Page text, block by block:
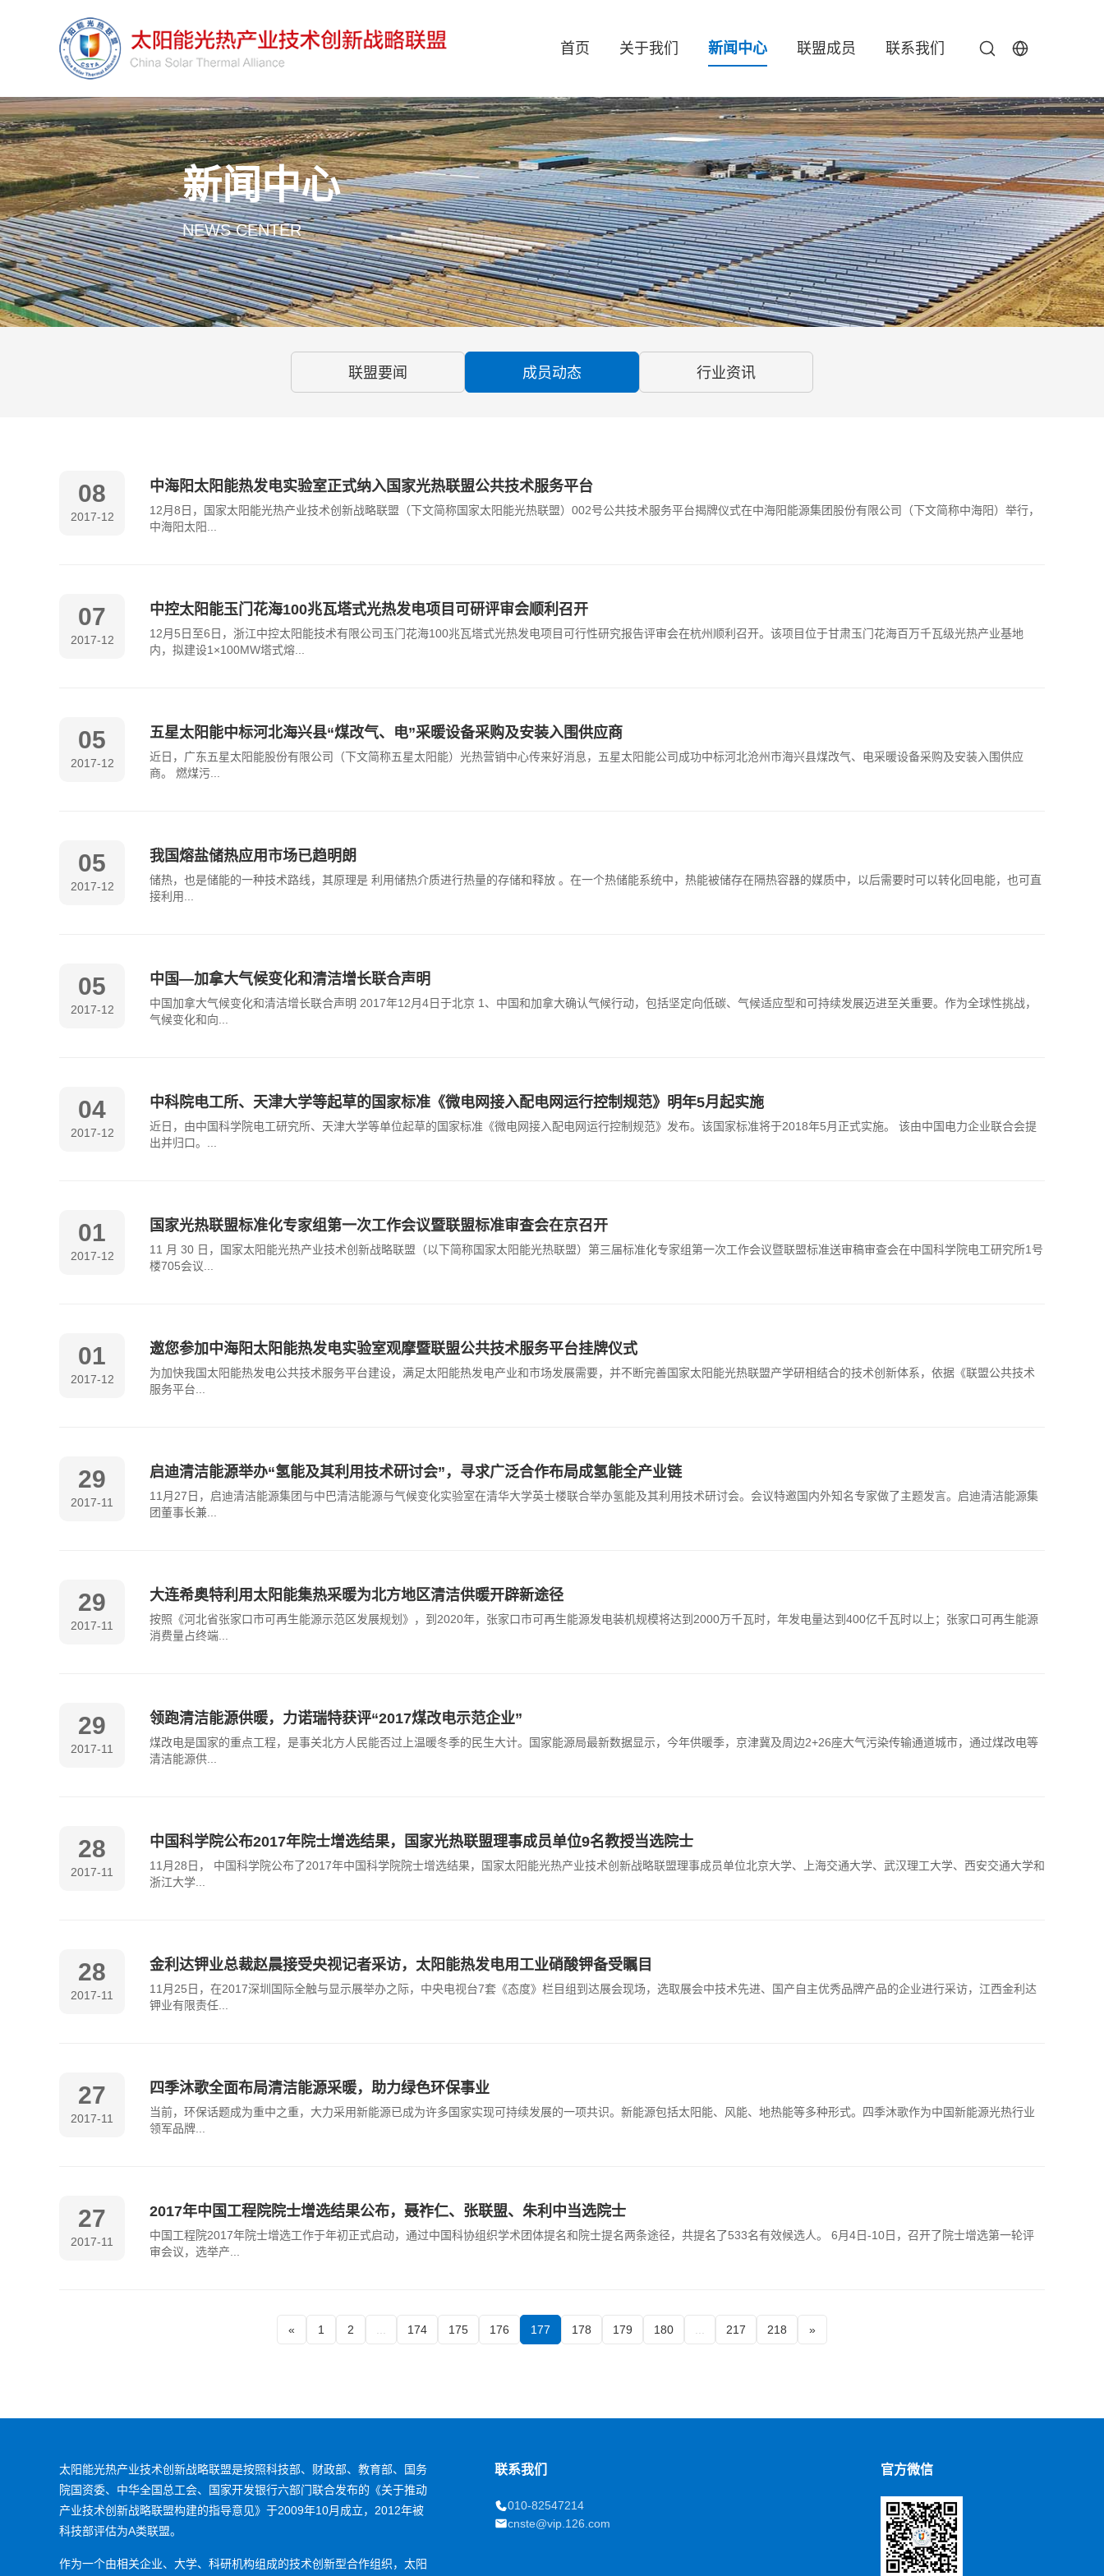
首页 关于我们 新闻中心 联盟成员 联系我们
新闻中心
NEWS CENTER
联盟要闻 成员动态 行业资讯
08
2017-12
中海阳太阳能热发电实验室正式纳入国家光热联盟公共技术服务平台
12月8日，国家太阳能光热产业技术创新战略联盟（下文简称国家太阳能光热联盟）002号公共技术服务平台揭牌仪式在中海阳能源集团股份有限公司（下文简称中海阳）举行，
中海阳太阳...
07
2017-12
中控太阳能玉门花海100兆瓦塔式光热发电项目可研评审会顺利召开
12月5日至6日，浙江中控太阳能技术有限公司玉门花海100兆瓦塔式光热发电项目可行性研究报告评审会在杭州顺利召开。该项目位于甘肃玉门花海百万千瓦级光热产业基地
内，拟建设1×100MW塔式熔...
05
2017-12
五星太阳能中标河北海兴县“煤改气、电”采暖设备采购及安装入围供应商
近日，广东五星太阳能股份有限公司（下文简称五星太阳能）光热营销中心传来好消息，五星太阳能公司成功中标河北沧州市海兴县煤改气、电采暖设备采购及安装入围供应
商。 燃煤污...
05
2017-12
我国熔盐储热应用市场已趋明朗
储热，也是储能的一种技术路线，其原理是 利用储热介质进行热量的存储和释放 。在一个热储能系统中，热能被储存在隔热容器的媒质中，以后需要时可以转化回电能，也可直
接利用...
05
2017-12
中国—加拿大气候变化和清洁增长联合声明
中国加拿大气候变化和清洁增长联合声明 2017年12月4日于北京 1、中国和加拿大确认气候行动，包括坚定向低碳、气候适应型和可持续发展迈进至关重要。作为全球性挑战，
气候变化和向...
04
2017-12
中科院电工所、天津大学等起草的国家标准《微电网接入配电网运行控制规范》明年5月起实施
近日，由中国科学院电工研究所、天津大学等单位起草的国家标准《微电网接入配电网运行控制规范》发布。该国家标准将于2018年5月正式实施。 该由中国电力企业联合会提
出并归口。...
01
2017-12
国家光热联盟标准化专家组第一次工作会议暨联盟标准审查会在京召开
11 月 30 日，国家太阳能光热产业技术创新战略联盟（以下简称国家太阳能光热联盟）第三届标准化专家组第一次工作会议暨联盟标准送审稿审查会在中国科学院电工研究所1号
楼705会议...
01
2017-12
邀您参加中海阳太阳能热发电实验室观摩暨联盟公共技术服务平台挂牌仪式
为加快我国太阳能热发电公共技术服务平台建设，满足太阳能热发电产业和市场发展需要，并不断完善国家太阳能光热联盟产学研相结合的技术创新体系，依据《联盟公共技术
服务平台...
29
2017-11
启迪清洁能源举办“氢能及其利用技术研讨会”，寻求广泛合作布局成氢能全产业链
11月27日，启迪清洁能源集团与中巴清洁能源与气候变化实验室在清华大学英士楼联合举办氢能及其利用技术研讨会。会议特邀国内外知名专家做了主题发言。启迪清洁能源集
团董事长兼...
29
2017-11
大连希奥特利用太阳能集热采暖为北方地区清洁供暖开辟新途径
按照《河北省张家口市可再生能源示范区发展规划》，到2020年，张家口市可再生能源发电装机规模将达到2000万千瓦时，年发电量达到400亿千瓦时以上；张家口可再生能源
消费量占终端...
29
2017-11
领跑清洁能源供暖，力诺瑞特获评“2017煤改电示范企业”
煤改电是国家的重点工程，是事关北方人民能否过上温暖冬季的民生大计。国家能源局最新数据显示，今年供暖季，京津冀及周边2+26座大气污染传输通道城市，通过煤改电等
清洁能源供...
28
2017-11
中国科学院公布2017年院士增选结果，国家光热联盟理事成员单位9名教授当选院士
11月28日， 中国科学院公布了2017年中国科学院院士增选结果，国家太阳能光热产业技术创新战略联盟理事成员单位北京大学、上海交通大学、武汉理工大学、西安交通大学和
浙江大学...
28
2017-11
金利达钾业总裁赵晨接受央视记者采访，太阳能热发电用工业硝酸钾备受瞩目
11月25日，在2017深圳国际全触与显示展举办之际，中央电视台7套《态度》栏目组到达展会现场，选取展会中技术先进、国产自主优秀品牌产品的企业进行采访，江西金利达
钾业有限责任...
27
2017-11
四季沐歌全面布局清洁能源采暖，助力绿色环保事业
当前，环保话题成为重中之重，大力采用新能源已成为许多国家实现可持续发展的一项共识。新能源包括太阳能、风能、地热能等多种形式。四季沐歌作为中国新能源光热行业
领军品牌...
27
2017-11
2017年中国工程院院士增选结果公布，聂祚仁、张联盟、朱利中当选院士
中国工程院2017年院士增选工作于年初正式启动，通过中国科协组织学术团体提名和院士提名两条途径，共提名了533名有效候选人。 6月4日-10日，召开了院士增选第一轮评
审会议，选举产...
« 1 2 174 175 176 177 178 179 180 217 218 »
太阳能光热产业技术创新战略联盟是按照科技部、财政部、教育部、国务
院国资委、中华全国总工会、国家开发银行六部门联合发布的《关于推动
产业技术创新战略联盟构建的指导意见》于2009年10月成立，2012年被
科技部评估为A类联盟。
作为一个由相关企业、大学、科研机构组成的技术创新型合作组织，太阳
联系我们
010-82547214
cnste@vip.126.com
官方微信